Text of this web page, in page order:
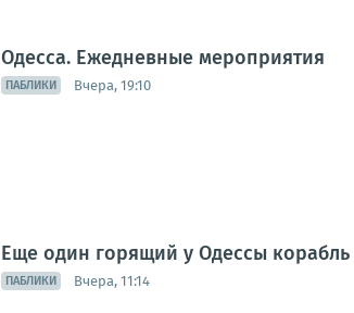
Одесса. Ежедневные мероприятия
ПАБЛИКИ Вчера, 19:10
Еще один горящий у Одессы корабль
ПАБЛИКИ Вчера, 11:14